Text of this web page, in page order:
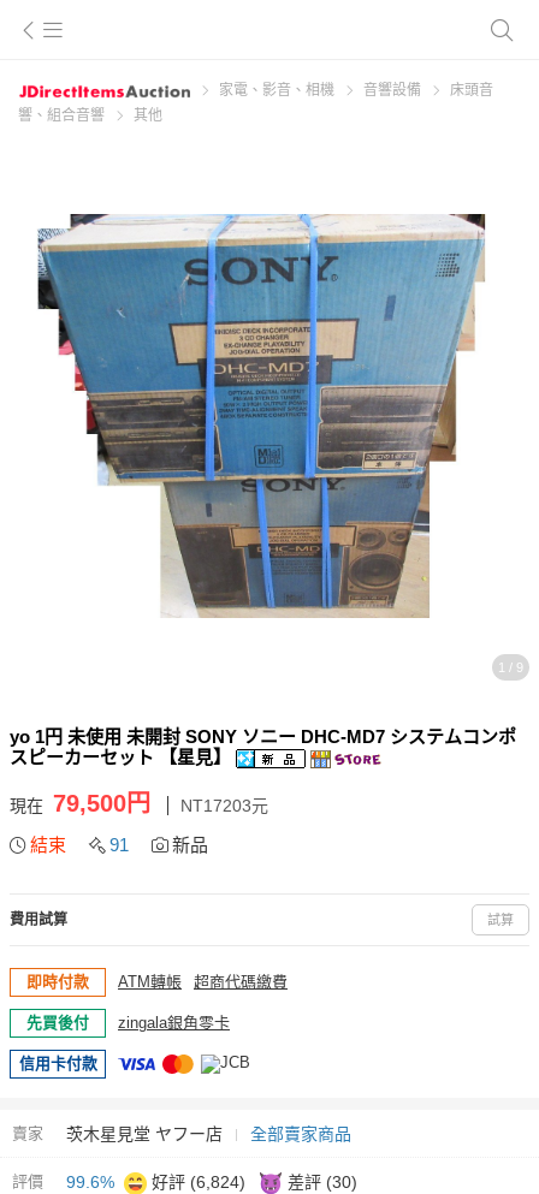
家電、影音、相機 音響設備
床頭音
響、組合音響
其他
1 / 9
yo 1円 未使用 未開封 SONY ソニー DHC-MD7 システムコンポ
スピーカーセット 【星見】
現在 79,500円 NT17203元
結束 91 新品
費用試算 試算
即時付款 ATM轉帳 超商代碼繳費
先買後付 zingala銀角零卡
信用卡付款
賣家 茨木星見堂 ヤフー店 全部賣家商品
評價 99.6% 好評 (6,824) 差評 (30)